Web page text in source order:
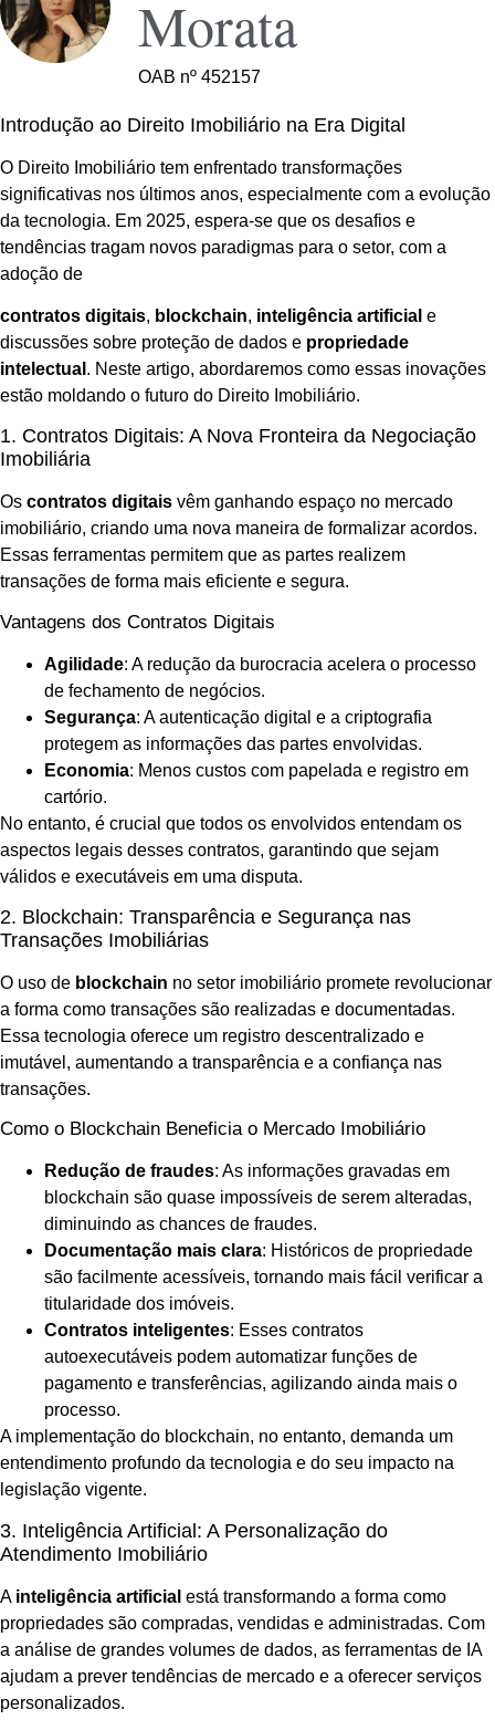
Morata
OAB nº 452157
Introdução ao Direito Imobiliário na Era Digital
O Direito Imobiliário tem enfrentado transformações
significativas nos últimos anos, especialmente com a evolução
da tecnologia. Em 2025, espera-se que os desafios e
tendências tragam novos paradigmas para o setor, com a
adoção de
contratos digitais, blockchain, inteligência artificial e
discussões sobre proteção de dados e propriedade
intelectual . Neste artigo, abordaremos como essas inovações
estão moldando o futuro do Direito Imobiliário.
1. Contratos Digitais: A Nova Fronteira da Negociação
Imobiliária
Os contratos digitais vêm ganhando espaço no mercado
imobiliário, criando uma nova maneira de formalizar acordos.
Essas ferramentas permitem que as partes realizem
transações de forma mais eficiente e segura.
Vantagens dos Contratos Digitais
Agilidade: A redução da burocracia acelera o processo
de fechamento de negócios.
Segurança: A autenticação digital e a criptografia
protegem as informações das partes envolvidas.
Economia: Menos custos com papelada e registro em
cartório.
No entanto, é crucial que todos os envolvidos entendam os
aspectos legais desses contratos, garantindo que sejam
válidos e executáveis em uma disputa.
2. Blockchain: Transparência e Segurança nas
Transações Imobiliárias
O uso de blockchain no setor imobiliário promete revolucionar
a forma como transações são realizadas e documentadas.
Essa tecnologia oferece um registro descentralizado e
imutável, aumentando a transparência e a confiança nas
transações.
Como o Blockchain Beneficia o Mercado Imobiliário
Redução de fraudes: As informações gravadas em
blockchain são quase impossíveis de serem alteradas,
diminuindo as chances de fraudes.
Documentação mais clara: Históricos de propriedade
são facilmente acessíveis, tornando mais fácil verificar a
titularidade dos imóveis.
Contratos inteligentes: Esses contratos
autoexecutáveis podem automatizar funções de
pagamento e transferências, agilizando ainda mais o
processo.
A implementação do blockchain, no entanto, demanda um
entendimento profundo da tecnologia e do seu impacto na
legislação vigente.
3. Inteligência Artificial: A Personalização do
Atendimento Imobiliário
A inteligência artificial está transformando a forma como
propriedades são compradas, vendidas e administradas. Com
a análise de grandes volumes de dados, as ferramentas de IA
ajudam a prever tendências de mercado e a oferecer serviços
personalizados.